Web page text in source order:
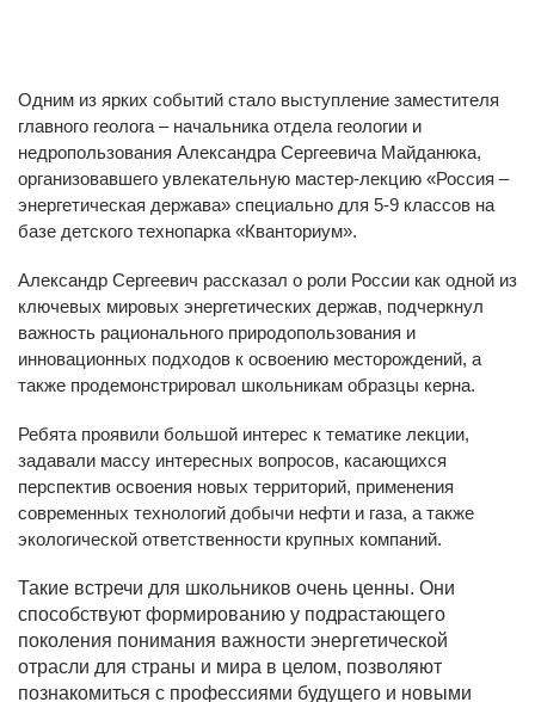
Одним из ярких событий стало выступление заместителя
главного геолога – начальника отдела геологии и
недропользования Александра Сергеевича Майданюка,
организовавшего увлекательную мастер-лекцию «Россия –
энергетическая держава» специально для 5-9 классов на
базе детского технопарка «Кванториум».
Александр Сергеевич рассказал о роли России как одной из
ключевых мировых энергетических держав, подчеркнул
важность рационального природопользования и
инновационных подходов к освоению месторождений, а
также продемонстрировал школьникам образцы керна.
Ребята проявили большой интерес к тематике лекции,
задавали массу интересных вопросов, касающихся
перспектив освоения новых территорий, применения
современных технологий добычи нефти и газа, а также
экологической ответственности крупных компаний.
Такие встречи для школьников очень ценны. Они
способствуют формированию у подрастающего
поколения понимания важности энергетической
отрасли для страны и мира в целом, позволяют
познакомиться с профессиями будущего и новыми